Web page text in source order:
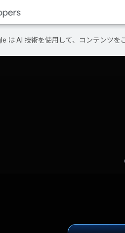
は AI 技術を使用して、コンテンツを